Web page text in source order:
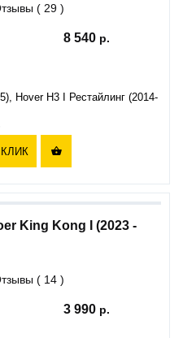
( 29 )
8 540
Hover H3 I Рестайлинг (2014-

King Kong I (2023 -
( 14 )
3 990